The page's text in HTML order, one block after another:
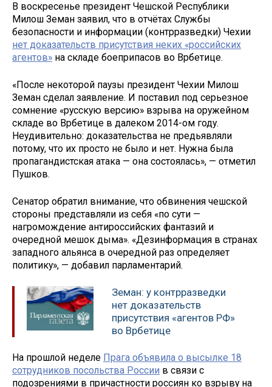
В воскресенье президент Чешской Республики
Милош Земан заявил, что в отчётах Службы
безопасности и информации (контрразведки) Чехии
нет доказательств присутствия неких «российских
агентов» на складе боеприпасов во Врбетице.
«После некоторой паузы президент Чехии Милош
Земан сделал заявление. И поставил под серьезное
сомнение «русскую версию» взрыва на оружейном
складе во Врбетице в далеком 2014-ом году.
Неудивительно: доказательства не предьявляли
потому, что их просто не было и нет. Нужна была
пропагандистская атака — она состоялась», — отметил
Пушков.
Сенатор обратил внимание, что обвинения чешской
стороны представляли из себя «по сути —
нагромождение антироссийских фантазий и
очередной мешок дыма». «Дезинформация в странах
западного альянса в очередной раз определяет
политику», — добавил парламентарий.
Земан: у контрразведки
нет доказательств
присутствия «агентов РФ»
во Врбетице
На прошлой неделе Прага объявила о высылке 18
сотрудников посольства России в связи с
подозрениями в причастности россиян ко взрыву на